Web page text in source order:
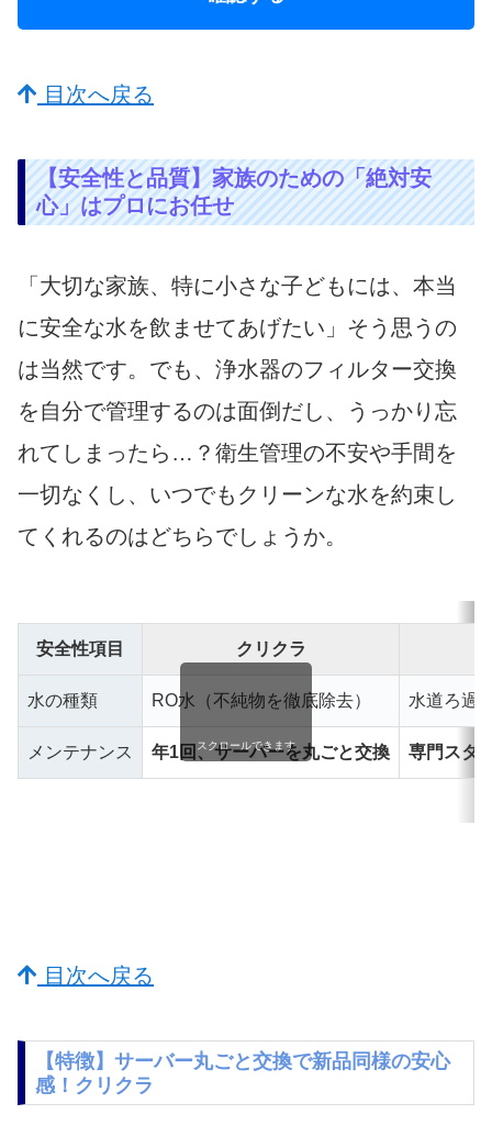
目次へ戻る
【安全性と品質】家族のための「絶対安
心」はプロにお任せ
「大切な家族、特に小さな子どもには、本当
に安全な水を飲ませてあげたい」そう思うの
は当然です。でも、浄水器のフィルター交換
を自分で管理するのは面倒だし、うっかり忘
れてしまったら…？衛生管理の不安や手間を
一切なくし、いつでもクリーンな水を約束し
てくれるのはどちらでしょうか。
安全性項目 クリクラ
水の種類 RO水（不純物を徹底除去） 水道ろ過
メンテナンス 年1回、サーバーを丸ごと交換 専門スタ
スクロールできます
目次へ戻る
【特徴】サーバー丸ごと交換で新品同様の安心
感！クリクラ